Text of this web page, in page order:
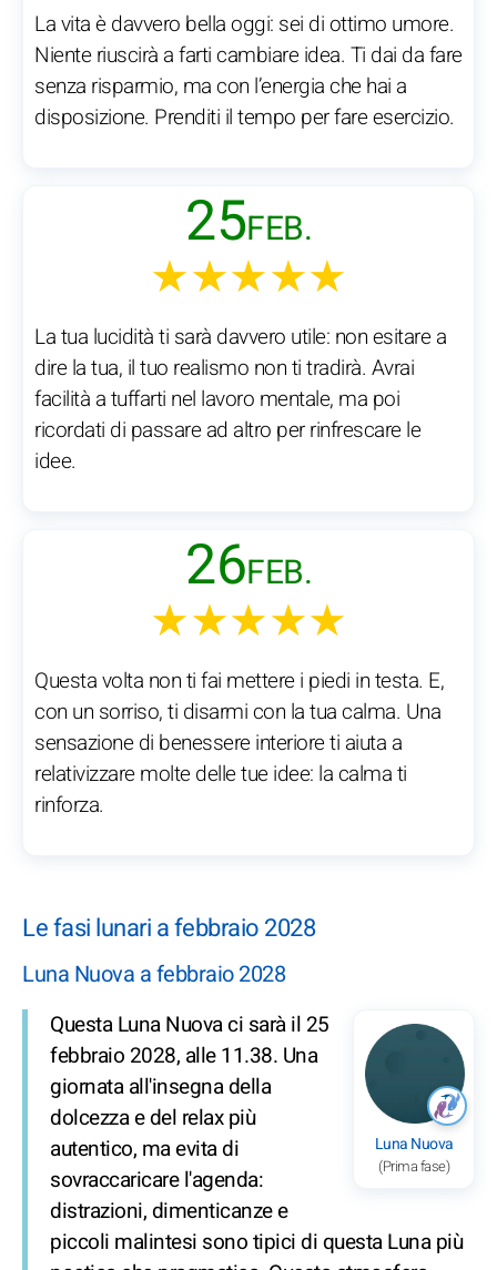
La vita è davvero bella oggi: sei di ottimo umore.
Niente riuscirà a farti cambiare idea. Ti dai da fare
senza risparmio, ma con l’energia che hai a
disposizione. Prenditi il tempo per fare esercizio.
25FEB.
★★★★★
La tua lucidità ti sarà davvero utile: non esitare a
dire la tua, il tuo realismo non ti tradirà. Avrai
facilità a tuffarti nel lavoro mentale, ma poi
ricordati di passare ad altro per rinfrescare le
idee.
26FEB.
★★★★★
Questa volta non ti fai mettere i piedi in testa. E,
con un sorriso, ti disarmi con la tua calma. Una
sensazione di benessere interiore ti aiuta a
relativizzare molte delle tue idee: la calma ti
rinforza.
Le fasi lunari a febbraio 2028
Luna Nuova a febbraio 2028
Luna Nuova
(Prima fase)
Questa Luna Nuova ci sarà il 25
febbraio 2028, alle 11.38. Una
giornata all'insegna della
dolcezza e del relax più
autentico, ma evita di
sovraccaricare l'agenda:
distrazioni, dimenticanze e
piccoli malintesi sono tipici di questa Luna più